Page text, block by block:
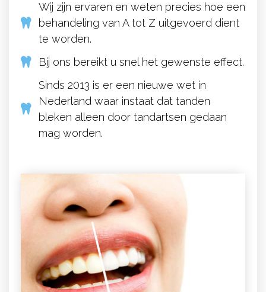
Wij zijn ervaren en weten precies hoe een
behandeling van A tot Z uitgevoerd dient
te worden.
Bij ons bereikt u snel het gewenste effect.
Sinds 2013 is er een nieuwe wet in
Nederland waar instaat dat tanden
bleken alleen door tandartsen gedaan
mag worden.